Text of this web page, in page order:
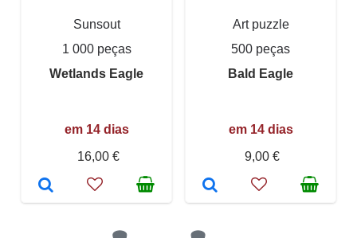
Sunsout
1 000 peças
Wetlands Eagle
em 14 dias
16,00 €
Art puzzle
500 peças
Bald Eagle
em 14 dias
9,00 €